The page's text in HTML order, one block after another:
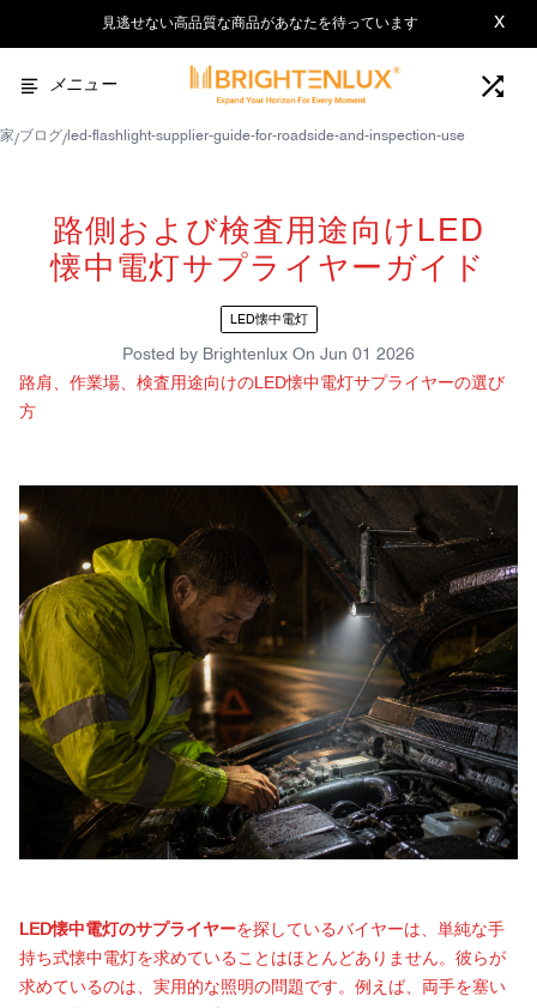
見逃せない高品質な商品があなたを待っています X
メニュー
家/ブログ/ led-flashlight-supplier-guide-for-roadside-and-inspection-use
路側および検査用途向けLED
懐中電灯サプライヤーガイド
LED懐中電灯
Posted by Brightenlux On Jun 01 2026
路肩、作業場、検査用途向けのLED懐中電灯サプライヤーの選び
方
LED懐中電灯のサプライヤーを探しているバイヤーは、単純な手
持ち式懐中電灯を求めていることはほとんどありません。彼らが
求めているのは、実用的な照明の問題です。例えば、両手を塞い